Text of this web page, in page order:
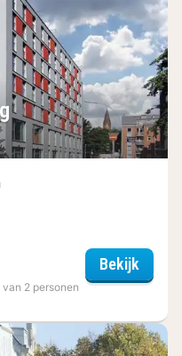
2 personen
Bekijk